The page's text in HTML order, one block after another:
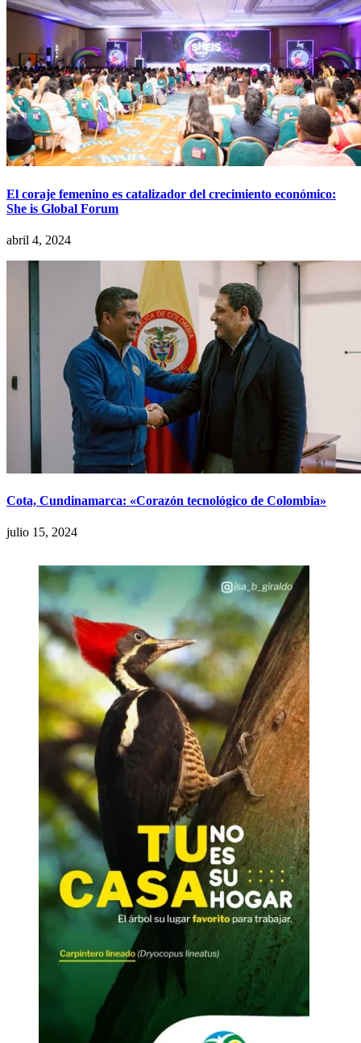
El coraje femenino es catalizador del crecimiento económico:
She is Global Forum
abril 4, 2024
Cota, Cundinamarca: «Corazón tecnológico de Colombia»
julio 15, 2024